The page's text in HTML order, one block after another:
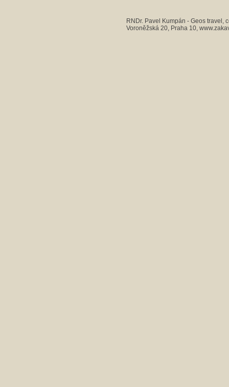
RNDr. Pavel Kumpán - Geos travel,
Voroněžská 20, Praha 10,